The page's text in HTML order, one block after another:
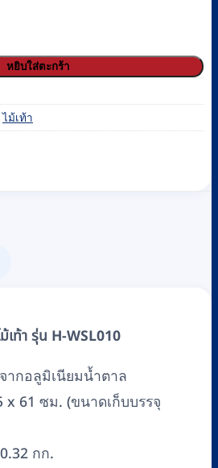
อลูมิเนียม HOSPRO รุ่น H-
หยิบใส่ตะกร้า
ไม้เท้า
ท้า รุ่น H-WSL010
ากอลูมิเนียมน้ำตาล
x 61 ซม. (ขนาดเก็บบรรจุ
กก.